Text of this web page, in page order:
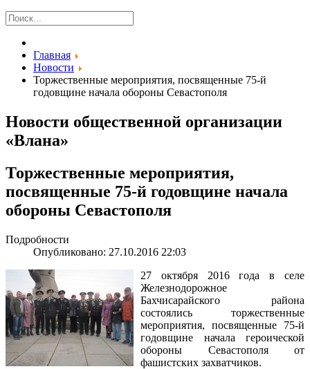
Главная
Новости
Торжественные мероприятия, посвященные 75-й
годовщине начала обороны Севастополя
Новости общественной организации
«Влана»
Торжественные мероприятия,
посвященные 75-й годовщине начала
обороны Севастополя
Подробности
Опубликовано: 27.10.2016 22:03
27 октября 2016 года в селе
Железнодорожное
Бахчисарайского района
состоялись торжественные
мероприятия, посвященные 75-й
годовщине начала героической
обороны Севастополя от
фашистских захватчиков.